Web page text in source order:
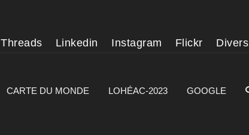
Threads Linkedin Instagram Flickr Divers
CARTE DU MONDE LOHÉAC-2023 GOOGLE